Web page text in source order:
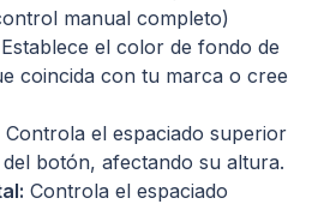
manual completo)
Establece el color de fondo de
coincida con tu marca o cree
Controla el espaciado superior
botón, afectando su altura.
Controla el espaciado